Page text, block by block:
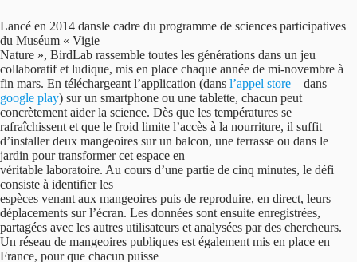
Lancé en 2014 dansle cadre du programme de sciences participatives
du Muséum « Vigie
Nature », BirdLab rassemble toutes les générations dans un jeu
collaboratif et ludique, mis en place chaque année de mi-novembre à
fin mars. En téléchargeant l’application (dans l’appel store – dans
google play) sur un smartphone ou une tablette, chacun peut
concrètement aider la science. Dès que les températures se
rafraîchissent et que le froid limite l’accès à la nourriture, il suffit
d’installer deux mangeoires sur un balcon, une terrasse ou dans le
jardin pour transformer cet espace en
véritable laboratoire. Au cours d’une partie de cinq minutes, le défi
consiste à identifier les
espèces venant aux mangeoires puis de reproduire, en direct, leurs
déplacements sur l’écran. Les données sont ensuite enregistrées,
partagées avec les autres utilisateurs et analysées par des chercheurs.
Un réseau de mangeoires publiques est également mis en place en
France, pour que chacun puisse